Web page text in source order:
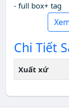
- full box+ tag
Chi Tiết
Xuất xứ